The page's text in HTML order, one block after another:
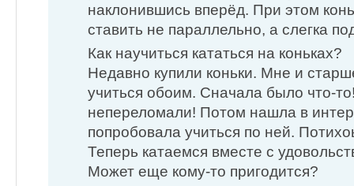
наклонившись вперёд. При этом
ставить не параллельно, а слегка
Как научиться кататься на коньках?
Недавно купили коньки. Мне и
учиться обоим. Сначала было что-
непереломали! Потом нашла в
попробовала учиться по ней.
Теперь катаемся вместе с
Может еще кому-то пригодится?